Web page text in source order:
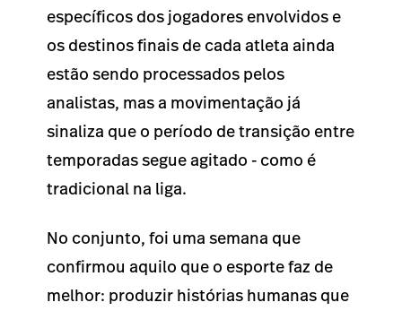
específicos dos jogadores envolvidos e
os destinos finais de cada atleta ainda
estão sendo processados pelos
analistas, mas a movimentação já
sinaliza que o período de transição entre
temporadas segue agitado - como é
tradicional na liga.
No conjunto, foi uma semana que
confirmou aquilo que o esporte faz de
melhor: produzir histórias humanas que